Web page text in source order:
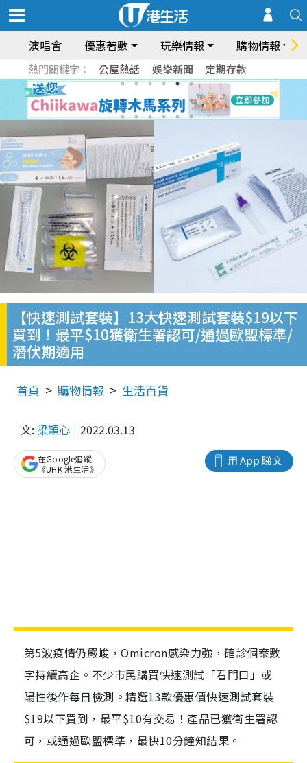
演唱會 優惠著數 玩樂情報 購物情報
熱門關鍵字： 公屋熱話 娛樂新聞 定期存款
【快速測試套裝】13大快速測試套裝$19以下
買到！最平$10獲衛生署認可/通過歐盟標準/
潛伏期適用
首頁 購物情報 生活百貨
文: 梁穎心 2022.03.13
用 App 睇文
在Google追蹤
《UHK 港生活》
第5波疫情仍嚴峻，Omicron感染力強，確診個案數
字持續高企。不少市民購買快速測試「看門口」或
陽性後作每日檢測。精選13款優惠價快速測試套裝
$19以下買到，最平$10有交易！產品已獲衛生署認
可，或通過歐盟標準，最快10分鐘知結果。